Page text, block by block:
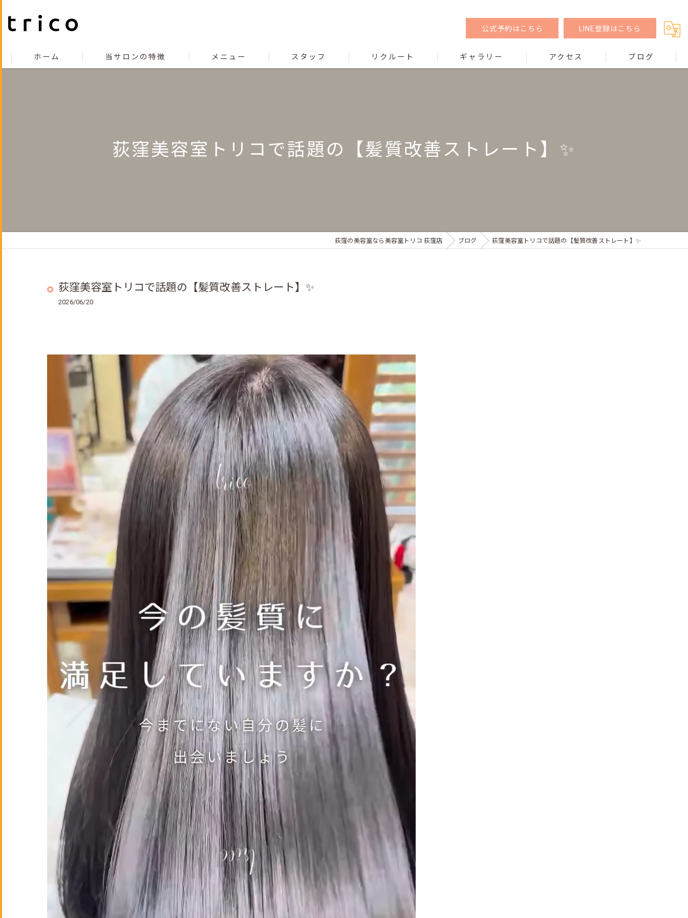
公式予約はこちら LINE登録はこちら
ホーム 当サロンの特徴
ヘッドスパ
成人式のご予約について
メニュー スタッフ リクルート ギャラリー アクセス ブログ
荻窪美容室トリコで話題の【髪質改善ストレート】✨
荻窪の美容室なら美容室トリコ 荻窪店 ブログ 荻窪美容室トリコで話題の【髪質改善ストレート】✨
荻窪美容室トリコで話題の【髪質改善ストレート】✨
2026/06/20